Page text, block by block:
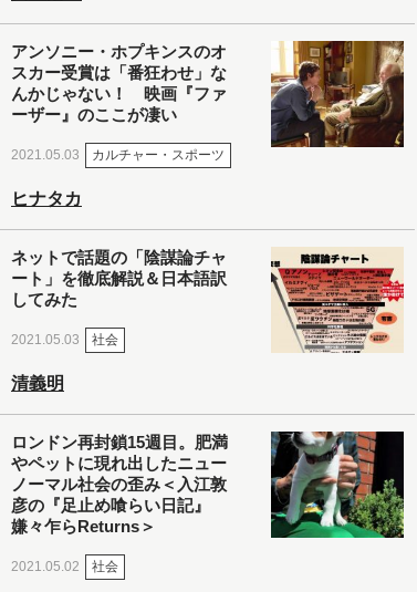
アンソニー・ホプキンスのオ
スカー受賞は「番狂わせ」な
んかじゃない！ 映画『ファ
ーザー』のここが凄い
2021.05.03 カルチャー・スポーツ
ヒナタカ
ネットで話題の「陰謀論チャ
ート」を徹底解説＆日本語訳
してみた
2021.05.03 社会
清義明
ロンドン再封鎖15週目。肥満
やペットに現れ出したニュー
ノーマル社会の歪み＜入江敦
彦の『足止め喰らい日記』
嫌々乍らReturns＞
2021.05.02 社会